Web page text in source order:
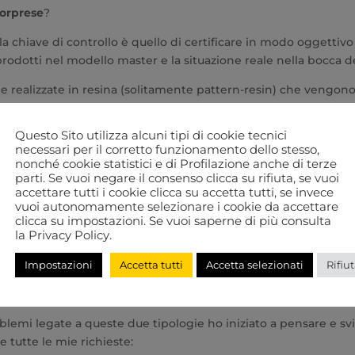
?
chiave di controllo è quello di certificare in modo
nel modello master e la situazione reale nella bocca
realizzate in resina (solitamente pattern-resin) che
resinosi. Sicuramente di facile realizzazione e
di prova si piega e si deforma e può superare dei
purtroppo affermarlo avendoci sbattuto la testa.
di una chiave di controllo in gesso attraverso il
rivestimento con gesso. Ne risulta sicuramente una
chiave ingombrante in bocca del paziente e le manovre di
era dovuta alla non passività in bocca o ad un
prima che la chiave si rompa. Ed alzi la mano chi è
legate a queste due tipologie ho iniziato a pensare e
tutte le mie richieste:
Questo Sito utilizza alcuni tipi di cookie tecnici
necessari per il corretto funzionamento dello stesso,
nonché cookie statistici e di Profilazione anche di terze
parti. Se vuoi negare il consenso clicca su rifiuta, se vuoi
accettare tutti i cookie clicca su accetta tutti, se invece
vuoi autonomamente selezionare i cookie da accettare
clicca su impostazioni. Se vuoi saperne di più consulta
la Privacy Policy.
Impostazioni Accetta tutti Accetta selezionati